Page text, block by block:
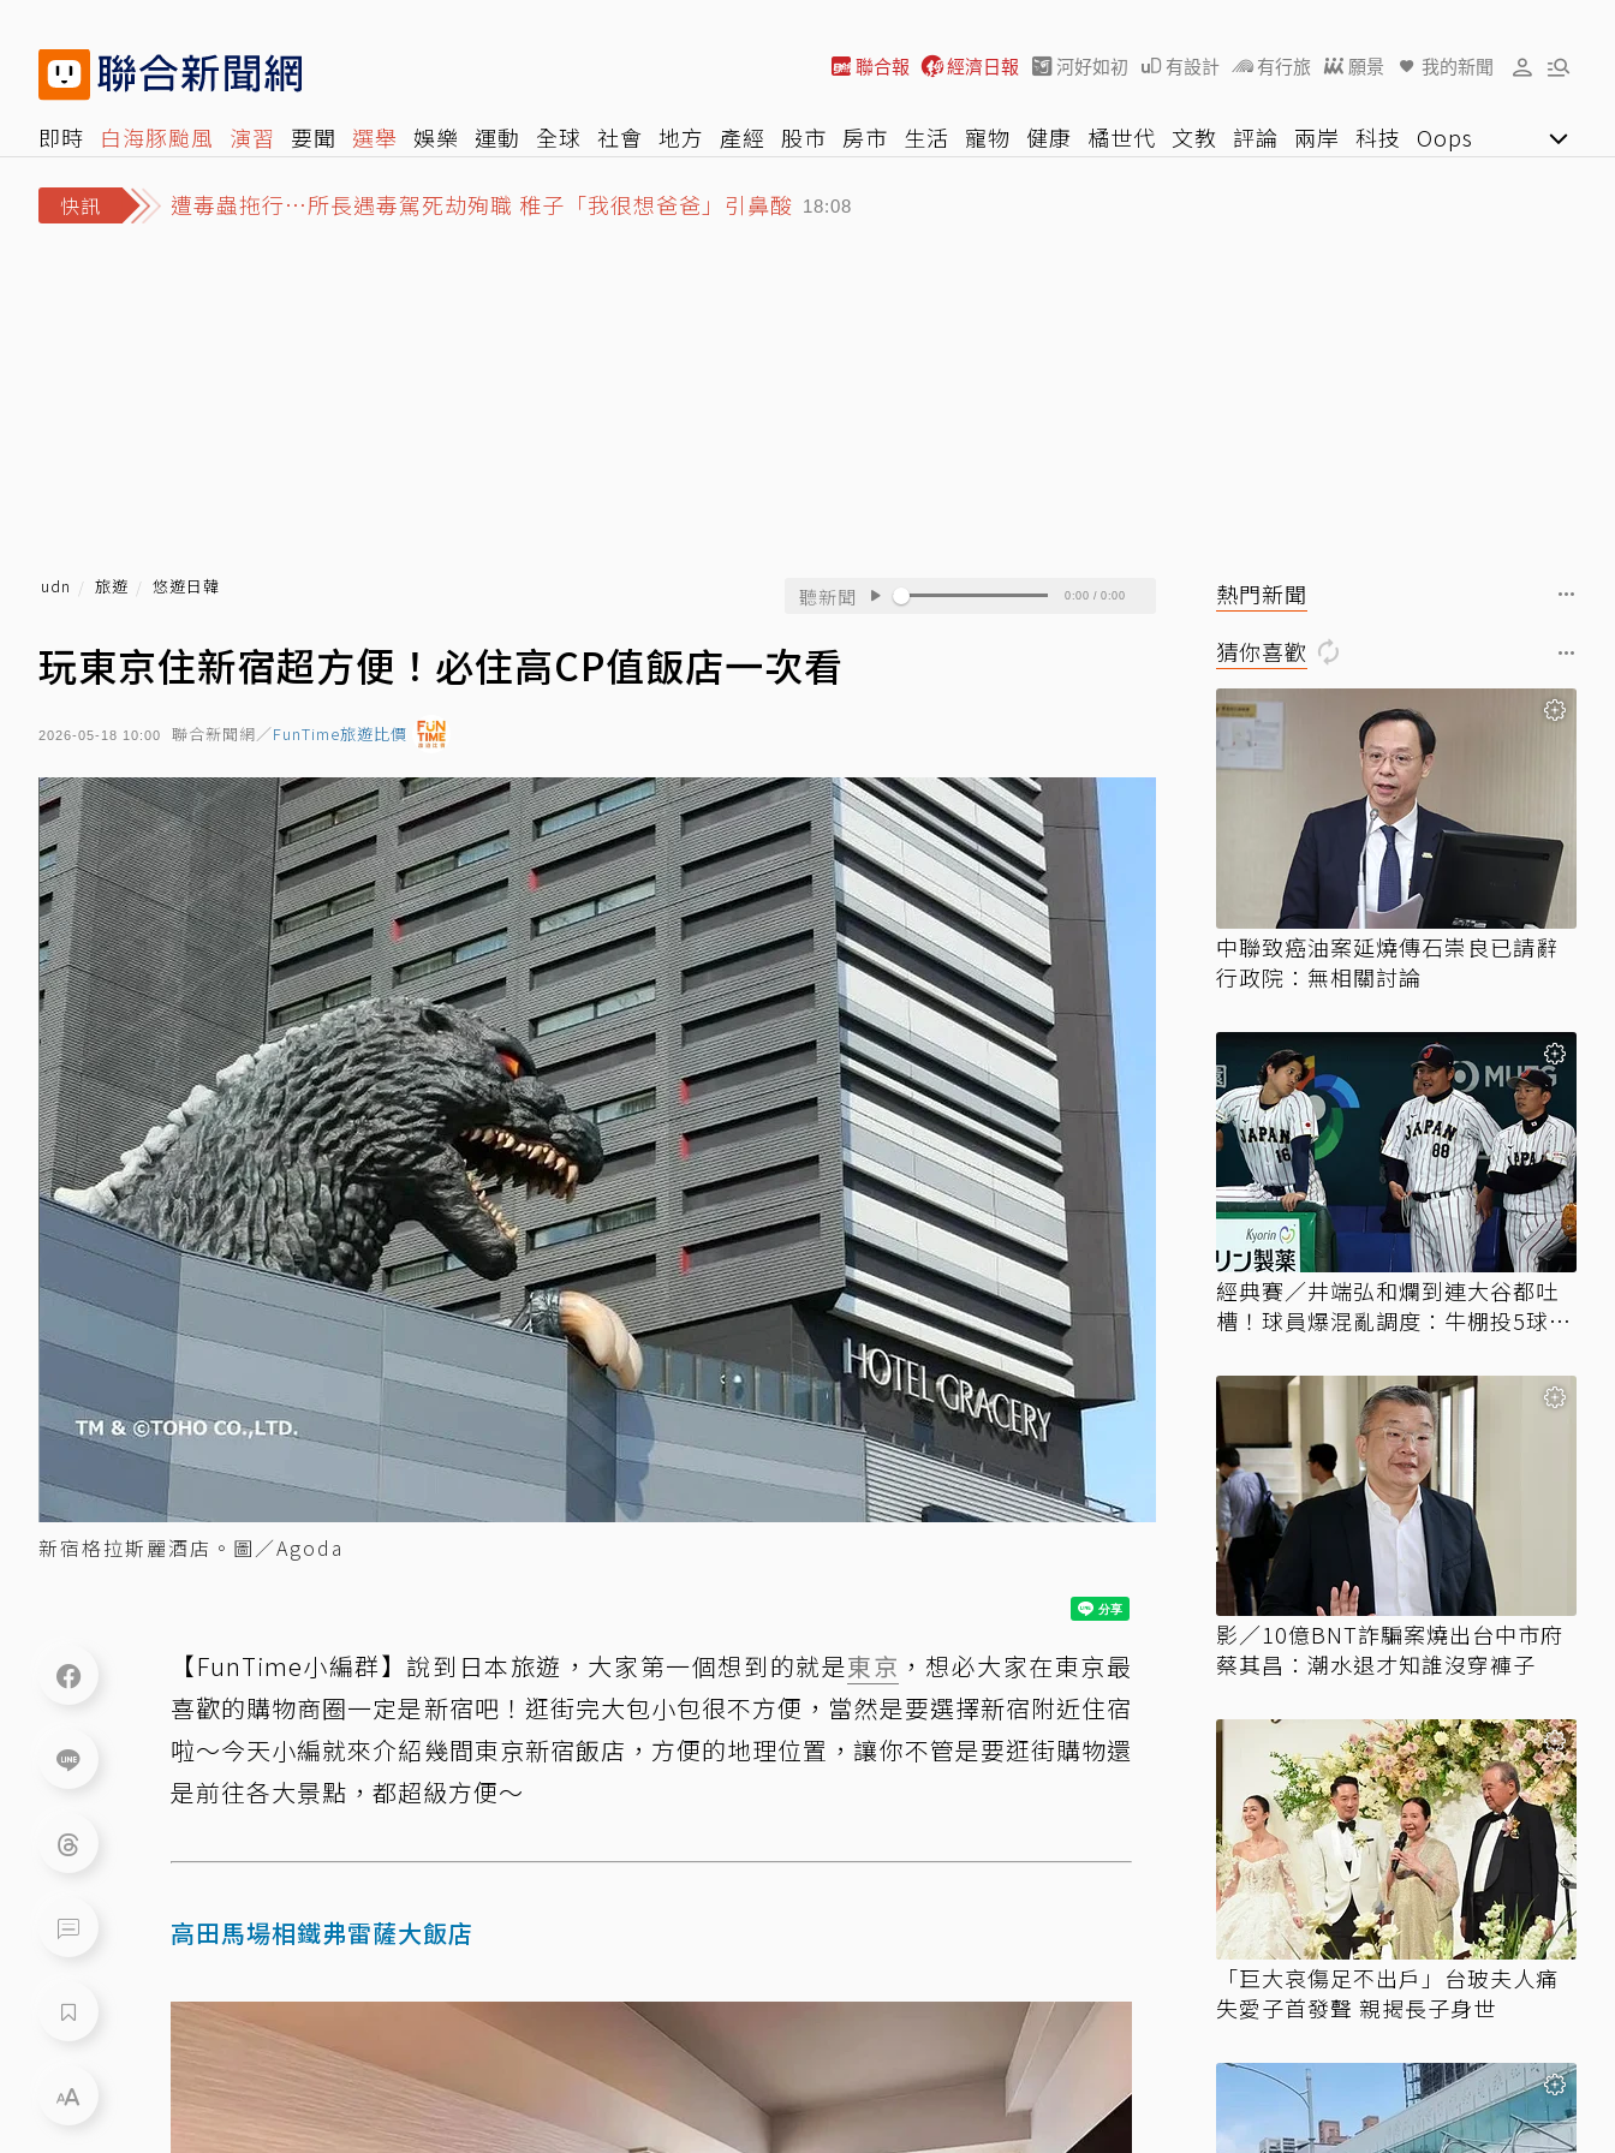
聯合報 經濟日報 河好如初 有設計 有行旅 願景 我的新聞
即時 白海豚颱風 演習 要聞 選舉 娛樂 運動 全球 社會 地方 產經 股市 房市 生活 寵物 健康 橘世代 文教 評論 兩岸 科技 Oops
快訊
遭毒蟲拖行…所長遇毒駕死劫殉職 稚子「我很想爸爸」引鼻酸
日職／孫易磊後援2局6打席、17球搞定 最速156公里飆2K 17:45
udn 旅遊 悠遊日韓 聽新聞 0:00 / 0:00
玩東京住新宿超方便！必住高CP值飯店一次看
2026-05-18 10:00 聯合新聞網／FunTime旅遊比價
新宿格拉斯麗酒店。圖／Agoda
【FunTime小編群】說到日本旅遊，大家第一個想到的就是東京 ，想必大家在東京最
喜歡的購物商圈一定是新宿吧！逛街完大包小包很不方便，當然是要選擇新宿附近住宿
啦～今天小編就來介紹幾間東京新宿飯店，方便的地理位置，讓你不管是要逛街購物還
是前往各大景點，都超級方便～
高田馬場相鐵弗雷薩大飯店
熱門新聞
猜你喜歡
中聯致癌油案延燒傳石崇良已請辭
行政院：無相關討論
經典賽／井端弘和爛到連大谷都吐
槽！球員爆混亂調度：牛棚投5球就
影／10億BNT詐騙案燒出台中市府
蔡其昌：潮水退才知誰沒穿褲子
「巨大哀傷足不出戶」台玻夫人痛
失愛子首發聲 親揭長子身世